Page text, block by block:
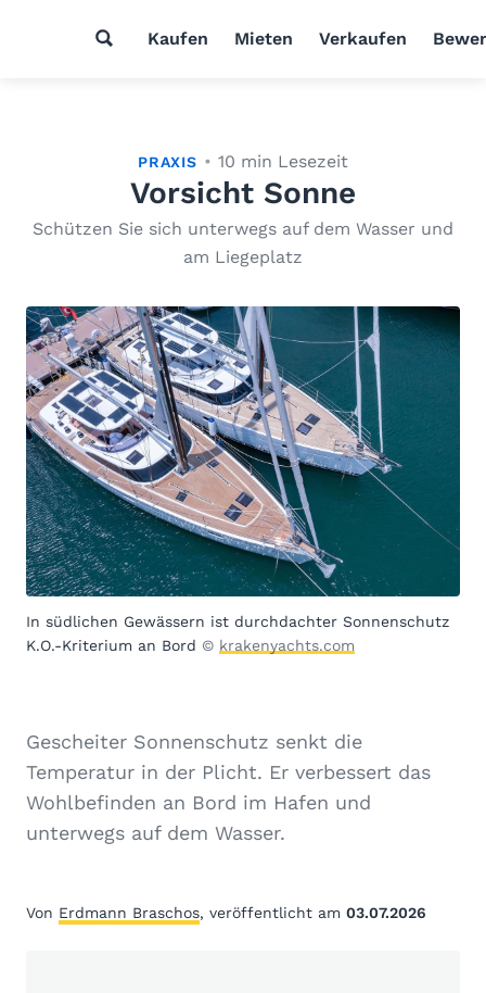
Kaufen Mieten Verkaufen
PRAXIS 10 min Lesezeit
Vorsicht Sonne
Schützen Sie sich unterwegs auf dem Wasser und
am Liegeplatz
In südlichen Gewässern ist durchdachter Sonnenschutz
K.O.-Kriterium an Bord © krakenyachts.com
Gescheiter Sonnenschutz senkt die
Temperatur in der Plicht. Er verbessert das
Wohlbefinden an Bord im Hafen und
unterwegs auf dem Wasser.
Von Erdmann Braschos, veröffentlicht am 03.07.2026